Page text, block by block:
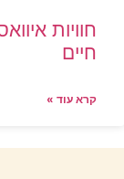
חוויות
חיים
קרא עוד »